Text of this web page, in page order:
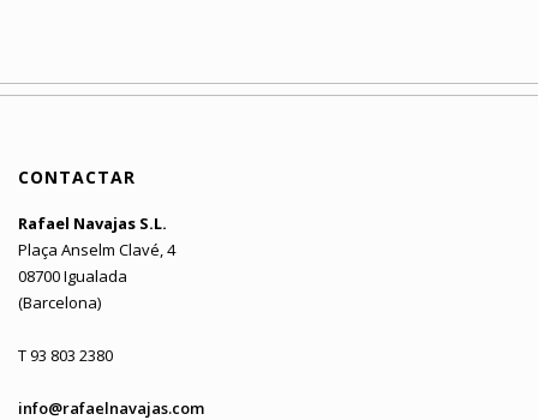
CONTACTAR
Rafael Navajas S.L.
Plaça Anselm Clavé, 4
08700 Igualada
(Barcelona)
T 93 803 2380
info@rafaelnavajas.com